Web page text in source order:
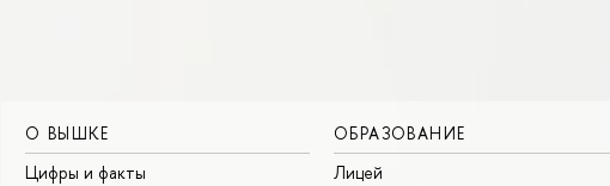
О ВЫШКЕ
Цифры и факты
ОБРАЗОВАНИЕ
Лицей